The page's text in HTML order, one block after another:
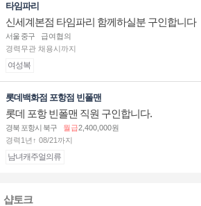
타임파리
신세계본점 타임파리 함께하실분 구인합니다
서울 중구
급여협의
경력무관 채용시까지
여성복
롯데백화점 포항점 빈폴맨
롯데 포항 빈폴맨 직원 구인합니다.
경북 포항시 북구 월급2,400,000원
경력1년↑ 08/21까지
남녀캐주얼의류
샵토크